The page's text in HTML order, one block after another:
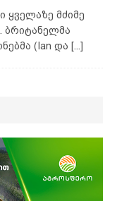
ყველაზე მძიმე
ბრიტანელმა
(Ian და [...]